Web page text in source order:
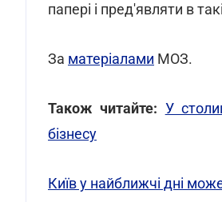
папері і пред'являти в
За матеріалами МОЗ.
Також читайте: У
бізнесу
Київ у найближчі дні